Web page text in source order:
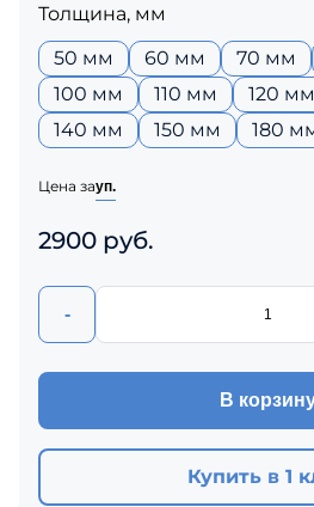
Толщина, мм
50 мм
60 мм 70 мм
100 мм
110 мм 120 мм
140 мм
150 мм 180
Цена зауп.
2900 руб.
-
В
Купить в 1